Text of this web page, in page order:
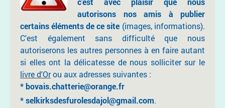
autorisons nos amis à publier
certains éléments de ce site (images, informations).
C'est également sans difficulté que nous
autoriserons les autres personnes à en faire autant
si elles ont la délicatesse de nous solliciter sur le
livre d'Or ou aux adresses suivantes :
* bovais.chatterie@orange.fr
* selkirksdesfurolesdajol@gmail.com.